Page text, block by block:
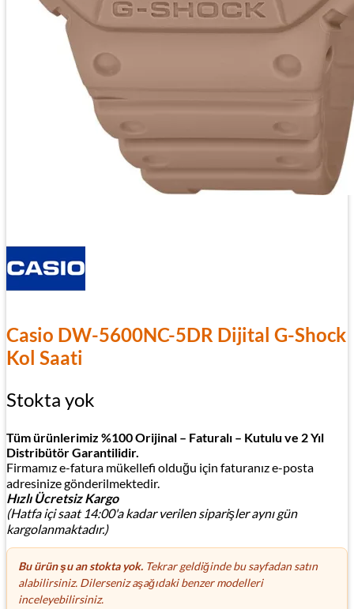
Casio DW-5600NC-5DR Dijital G-Shock
Kol Saati
Stokta yok
Tüm ürünlerimiz %100 Orijinal – Faturalı – Kutulu ve 2 Yıl
Distribütör Garantilidir.
Firmamız e-fatura mükellefi olduğu için faturanız e-posta
adresinize gönderilmektedir.
Hızlı Ücretsiz Kargo
(Hatfa içi saat 14:00'a kadar verilen siparişler aynı gün
kargolanmaktadır.)
Bu ürün şu an stokta yok. Tekrar geldiğinde bu sayfadan satın
alabilirsiniz. Dilerseniz aşağıdaki benzer modelleri
inceleyebilirsiniz.